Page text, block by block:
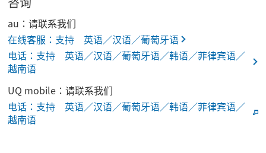
au：请联系我们
在线客服：支持 英语／汉语／葡萄牙语
电话：支持 英语／汉语／葡萄牙语／韩语／菲律宾语／
越南语
UQ mobile：请联系我们
电话：支持 英语／汉语／葡萄牙语／韩语／菲律宾语／
越南语